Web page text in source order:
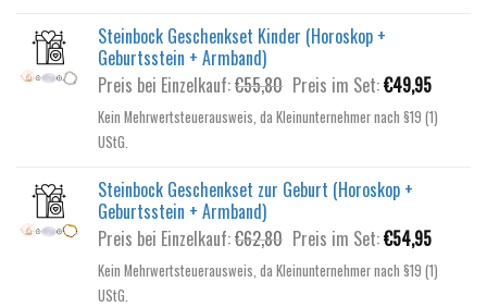
Steinbock Geschenkset Kinder (Horoskop +
Geburtsstein + Armband)
Preis bei Einzelkauf:€55,80 Ursprünglicher
Preis
war:
Preis im Set:€49,95
Preis
ist:
Kein Mehrwertsteuerausweis, da Kleinunternehmer nach §19 (1)
UStG.
Steinbock Geschenkset zur Geburt (Horoskop +
Geburtsstein + Armband)
Preis bei Einzelkauf:€62,80 Ursprünglicher
Preis
war:
Preis im Set:€54,95
Preis
ist:
Kein Mehrwertsteuerausweis, da Kleinunternehmer nach §19 (1)
UStG.